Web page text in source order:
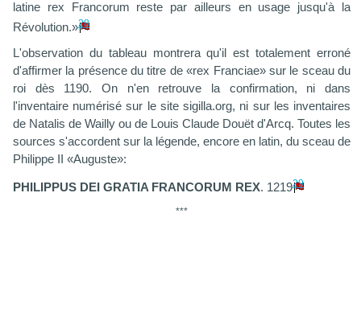
latine rex Francorum reste par ailleurs en usage jusqu'à la
Révolution.»28
L'observation du tableau montrera qu'il est totalement erroné
d'affirmer la présence du titre de «rex Franciae» sur le sceau du
roi dès 1190. On n'en retrouve la confirmation, ni dans
l'inventaire numérisé sur le site sigilla.org, ni sur les inventaires
de Natalis de Wailly ou de Louis Claude Douët d'Arcq. Toutes les
sources s'accordent sur la légende, encore en latin, du sceau de
Philippe II «Auguste»:
PHILIPPUS DEI GRATIA FRANCORUM REX. 121929
***